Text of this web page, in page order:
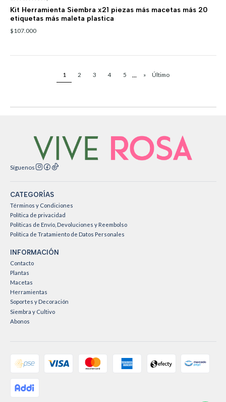
Kit Herramienta Siembra x21 piezas más macetas más 20
etiquetas más maleta plastica
$107.000
1 2 3 4 5 ... » Último
Síguenos
CATEGORÍAS
Términos y Condiciones
Política de privacidad
Políticas de Envío, Devoluciones y Reembolso
Política de Tratamiento de Datos Personales
INFORMACIÓN
Contacto
Plantas
Macetas
Herramientas
Soportes y Decoración
Siembra y Cultivo
Abonos